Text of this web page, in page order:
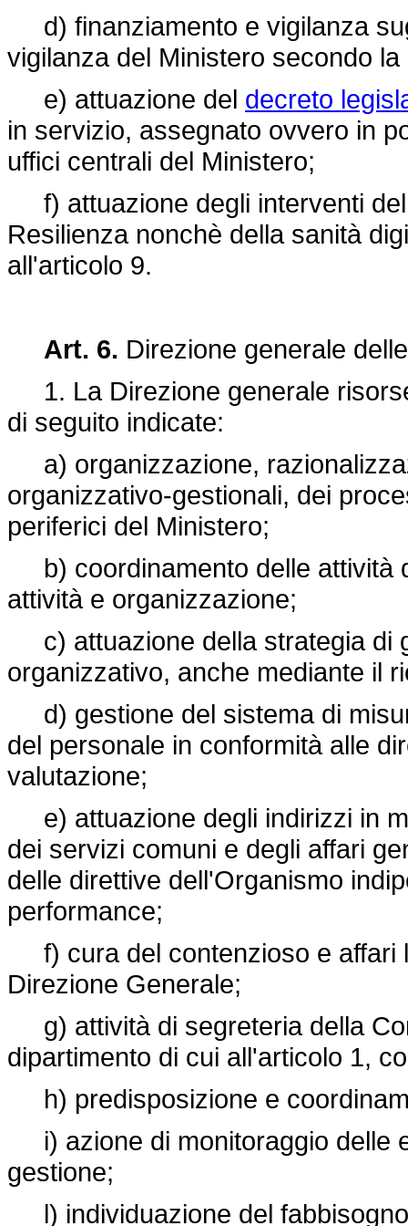
d) finanziamento e vigilanza
vigilanza del Ministero secondo
e) attuazione del decreto
in servizio, assegnato ovvero in
uffici centrali del Ministero;
f) attuazione degli interventi
Resilienza nonchè della sanità
all'articolo 9.
Art. 6. Direzione generale
1. La Direzione generale
di seguito indicate:
a) organizzazione,
organizzativo-gestionali, dei
periferici del Ministero;
b) coordinamento delle attività
attività e organizzazione;
c) attuazione della strategia di
organizzativo, anche mediante il
d) gestione del sistema di
del personale in conformità alle
valutazione;
e) attuazione degli indirizzi in
dei servizi comuni e degli affari
delle direttive dell'Organismo
performance;
f) cura del contenzioso e affari
Direzione Generale;
g) attività di segreteria della
dipartimento di cui all'articolo 1,
h) predisposizione e
i) azione di monitoraggio delle
gestione;
l) individuazione del